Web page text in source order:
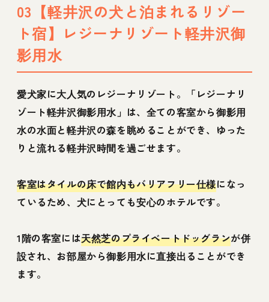
03【軽井沢の犬と泊まれるリゾー
ト宿】レジーナリゾート軽井沢御
影用水
愛犬家に大人気のレジーナリゾート。「レジーナリ
ゾート軽井沢御影用水」は、全ての客室から御影用
水の水面と軽井沢の森を眺めることができ、ゆった
りと流れる軽井沢時間を過ごせます。
客室はタイルの床で館内もバリアフリー仕様になっ
ているため、犬にとっても安心のホテルです。
1階の客室には天然芝のプライベートドッグランが併
設され、お部屋から御影用水に直接出ることができ
ます。